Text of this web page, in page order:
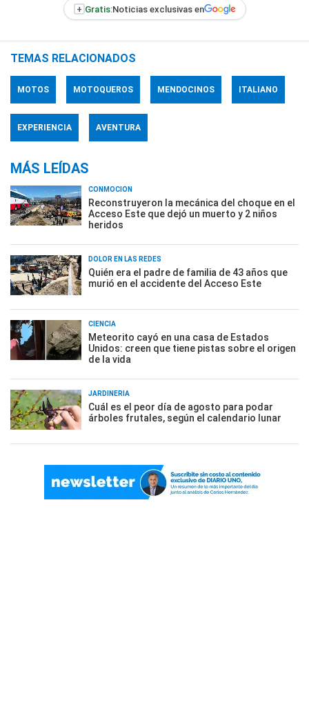
+ Gratis:Noticias exclusivas en
TEMAS RELACIONADOS
MOTOS MOTOQUEROS MENDOCINOS ITALIANO
EXPERIENCIA AVENTURA
MÁS LEÍDAS
CONMOCIÓN
Reconstruyeron la mecánica del choque en el
Acceso Este que dejó un muerto y 2 niños
heridos
DOLOR EN LAS REDES
Quién era el padre de familia de 43 años que
murió en el accidente del Acceso Este
CIENCIA
Meteorito cayó en una casa de Estados
Unidos: creen que tiene pistas sobre el origen
de la vida
JARDINERÍA
Cuál es el peor día de agosto para podar
árboles frutales, según el calendario lunar